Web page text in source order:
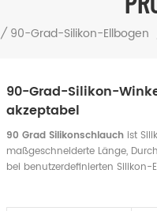
/ 90-Grad-Silikon-Ellbogen
90-Grad-Silikon-
akzeptabel
90 Grad Silikonschlauchist
maßgeschneiderte Länge,
bei benutzerdefinierten Silikon-